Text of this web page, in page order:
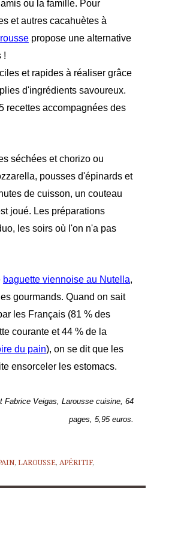
ou la famille. Pour
et autres cacahuètes à
propose une alternative
!
et rapides à réaliser grâce
d'ingrédients savoureux.
recettes accompagnées des
séchées et chorizo ou
pousses d'épinards et
de cuisson, un couteau
joué. Les préparations
les soirs où l'on n'a pas
baguette viennoise au Nutella,
gourmands. Quand on sait
les Français (81 % des
courante et 44 % de la
du pain), on se dit que les
ensorceler les estomacs.
Fabrice Veigas, Larousse cuisine, 64
pages, 5,95 euros.
, LAROUSSE, APÉRITIF,